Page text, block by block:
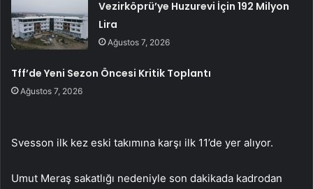
Vezirköprü’ye Huzurevi İçin 192 Milyon
Lira
Ağustos 7, 2026
Tff’de Yeni Sezon Öncesi Kritik Toplantı
Ağustos 7, 2026
Svesson ilk kez eski takımına karşı ilk 11’de yer alıyor.
Umut Meraş sakatlığı nedeniyle son dakikada kadrodan